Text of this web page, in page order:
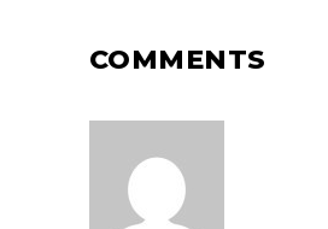
COMMENTS